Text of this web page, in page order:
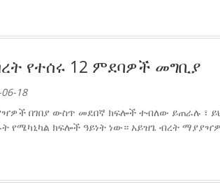
የተሰሩ 12 ምደባዎች መግቢያ
18
በገበያ ውስጥ መደበኛ ክፍሎች ተብለው ይጠራሉ ፣
ክፍሎች ዓይነት ነው። አይዝጌ ብረት